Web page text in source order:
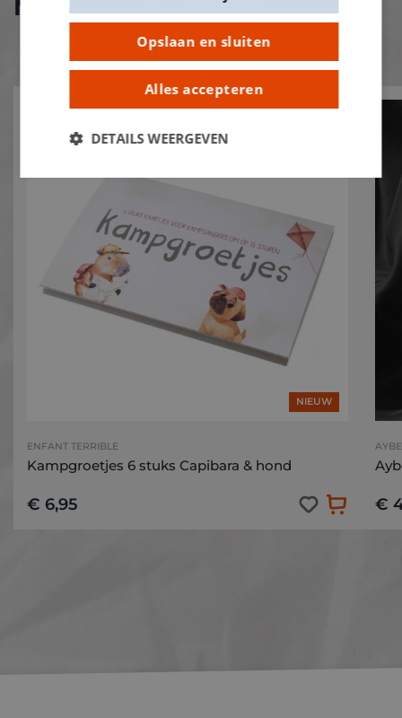
Nieuw bij De Banier!
NIEUW
ENFANT TERRIBLE
Kampgroetjes 6 stuks Capibara & hond
€ 6,95 €
Opslaan en sluiten
Alles accepteren
DETAILS WEERGEVEN